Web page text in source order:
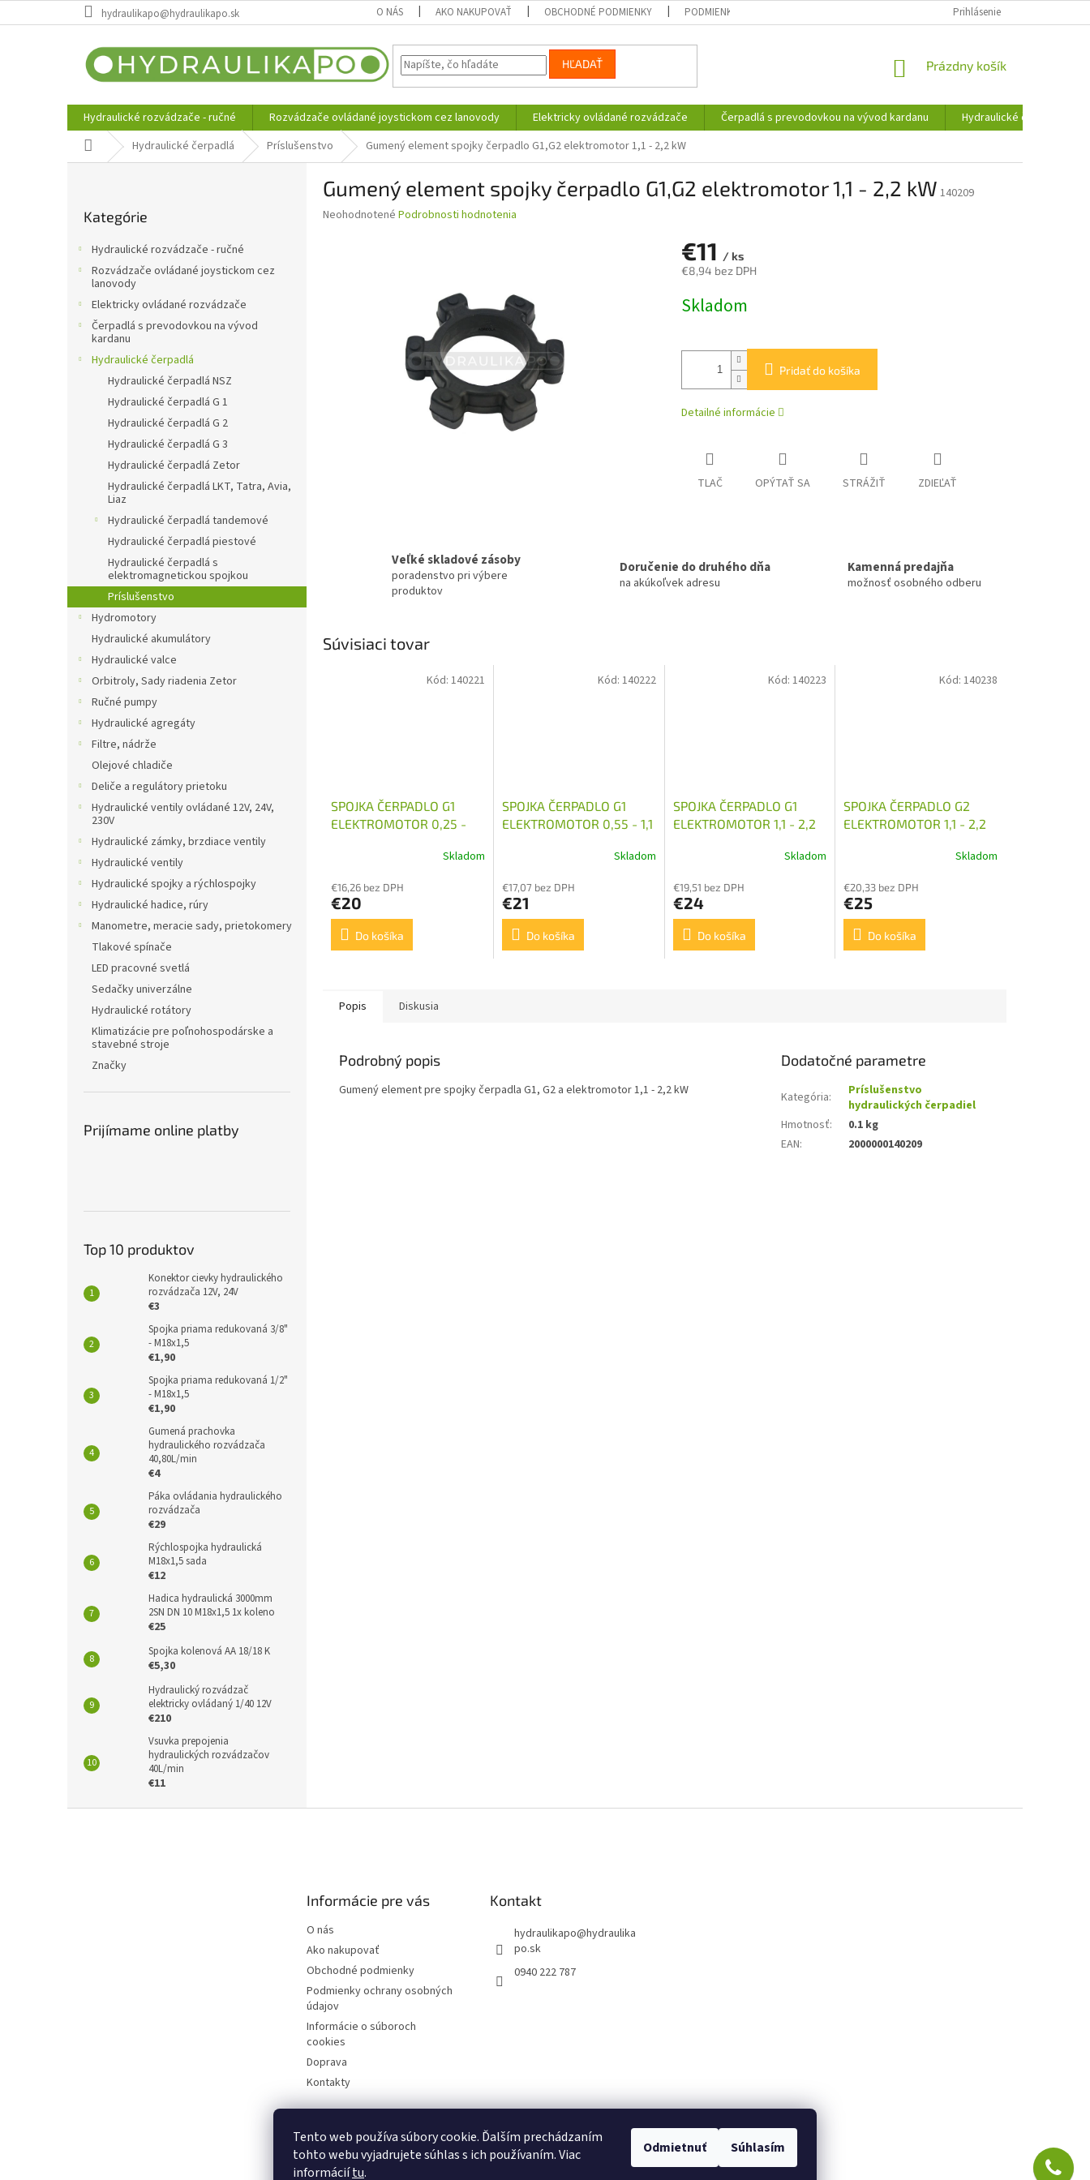
Tento web používa súbory cookie. Ďalším prechádzaním
tohto webu vyjadrujete súhlas s ich používaním. Viac
informáciítu.
Odmietnuť Súhlasím
na
hydraulikapo@hydraulikapo.sk O NÁS AKO NAKUPOVAŤ OBCHODNÉ PODMIENKY PODMIENKY OCHRANY OSOBNÝCH ÚDAJOV INFORMÁCIE O SÚBOROCH COOKIES
Prihlásenie
HĽADAŤ
NÁKUPNÝ
Prázdny košík
Hydraulické rozvádzače - ručné Rozvádzače ovládané joystickom cez lanovody Elektricky ovládané rozvádzače Čerpadlá s prevodovkou na vývod kardanu
Hydraulické čerpadlá
DomovHydraulické čerpadlá Príslušenstvo Gumený element spojky čerpadlo G1,G2 elektromotor 1,1 - 2,2 kW
kategórie
Kategórie
Hydraulické rozvádzače - ručné
Rozvádzače ovládané joystickom cez
lanovody
Elektricky ovládané rozvádzače
Čerpadlá s prevodovkou na vývod
kardanu
Hydraulické čerpadlá
Hydraulické čerpadlá NSZ
Hydraulické čerpadlá G 1
Hydraulické čerpadlá G 2
Hydraulické čerpadlá G 3
Hydraulické čerpadlá Zetor
Hydraulické čerpadlá LKT, Tatra, Avia,
Liaz
Hydraulické čerpadlá tandemové
Hydraulické čerpadlá piestové
Hydraulické čerpadlá s
elektromagnetickou spojkou
Príslušenstvo
Hydromotory
Hydraulické akumulátory
Hydraulické valce
Orbitroly, Sady riadenia Zetor
Ručné pumpy
Hydraulické agregáty
Filtre, nádrže
Olejové chladiče
Deliče a regulátory prietoku
Hydraulické ventily ovládané 12V, 24V,
230V
Hydraulické zámky, brzdiace ventily
Hydraulické ventily
Hydraulické spojky a rýchlospojky
Hydraulické hadice, rúry
Manometre, meracie sady, prietokomery
Tlakové spínače
LED pracovné svetlá
Sedačky univerzálne
Hydraulické rotátory
Klimatizácie pre poľnohospodárske a
stavebné stroje
Značky
Prijímame online platby
Top 10 produktov
Konektor cievky hydraulického
rozvádzača 12V, 24V
€3
Spojka priama redukovaná 3/8"
- M18x1,5
€1,90
Spojka priama redukovaná 1/2"
- M18x1,5
€1,90
Gumená prachovka
hydraulického rozvádzača
40,80L/min
€4
Páka ovládania hydraulického
rozvádzača
€29
Rýchlospojka hydraulická
M18x1,5 sada
€12
Hadica hydraulická 3000mm
2SN DN 10 M18x1,5 1x koleno
€25
Spojka kolenová AA 18/18 K
€5,30
Hydraulický rozvádzač
elektricky ovládaný 1/40 12V
€210
Vsuvka prepojenia
hydraulických rozvádzačov
40L/min
€11
Gumený element spojky čerpadlo G1,G2 elektromotor 1,1 - 2,2 kW 140209
Priemerné
Neohodnotené Podrobnosti hodnotenia
€11 / ks
€8,94 bez DPH
cena:
Skladom
Pridať do košíka
Detailné informácie
TLAČ OPÝTAŤ SA STRÁŽIŤ ZDIEĽAŤ
Veľké skladové zásoby
poradenstvo pri výbere
produktov
Doručenie do druhého dňa
na akúkoľvek adresu
Kamenná predajňa
možnosť osobného odberu
Súvisiaci tovar
SPOJKA ČERPADLO G1
ELEKTROMOTOR 0,25 -
Skladom
€16,26 bez DPH
€20
Do košíka
Kód: 140221
SPOJKA ČERPADLO G1
ELEKTROMOTOR 0,55 - 1,1
Skladom
€17,07 bez DPH
€21
Do košíka
Kód: 140222
SPOJKA ČERPADLO G1
ELEKTROMOTOR 1,1 - 2,2
Skladom
€19,51 bez DPH
€24
Do košíka
Kód:140223
SPOJKA ČERPADLO G2
ELEKTROMOTOR 1,1 - 2,2
Skladom
€20,33 bez DPH
€25
Do košíka
Kód: 140238
Popis Diskusia
Podrobný popis
Gumený element pre spojky čerpadla G1, G2 a elektromotor 1,1 - 2,2 kW
Dodatočné parametre
Kategória:
Príslušenstvo
hydraulických čerpadiel
Hmotnosť:
0.1 kg
EAN: 2000000140209
Informácie pre vás
O nás
Ako nakupovať
Obchodné podmienky
Podmienky ochrany osobných
údajov
Informácie o súboroch
cookies
Doprava
Kontakty
Kontakt
hydraulikapo@hydraulika
po.sk
0940 222 787